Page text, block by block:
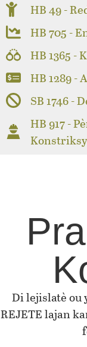
HB 49 -
HB 705 -
HB 1365 -
HB 1289 -
SB 1746 -
HB 917 -
Di lejislatè ou
REJETE lajan